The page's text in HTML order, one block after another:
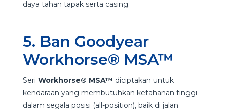
daya tahan tapak serta casing.
5. Ban Goodyear
Workhorse® MSA™
Seri Workhorse® MSA™ diciptakan untuk
kendaraan yang membutuhkan ketahanan tinggi
dalam segala posisi (all-position), baik di jalan